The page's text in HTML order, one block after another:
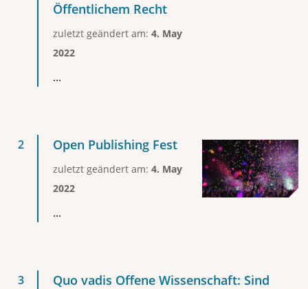
Öffentlichem Recht
zuletzt geändert am: 4. May
2022
...
Open Publishing Fest
zuletzt geändert am: 4. May
2022
...
Quo vadis Offene Wissenschaft: Sind